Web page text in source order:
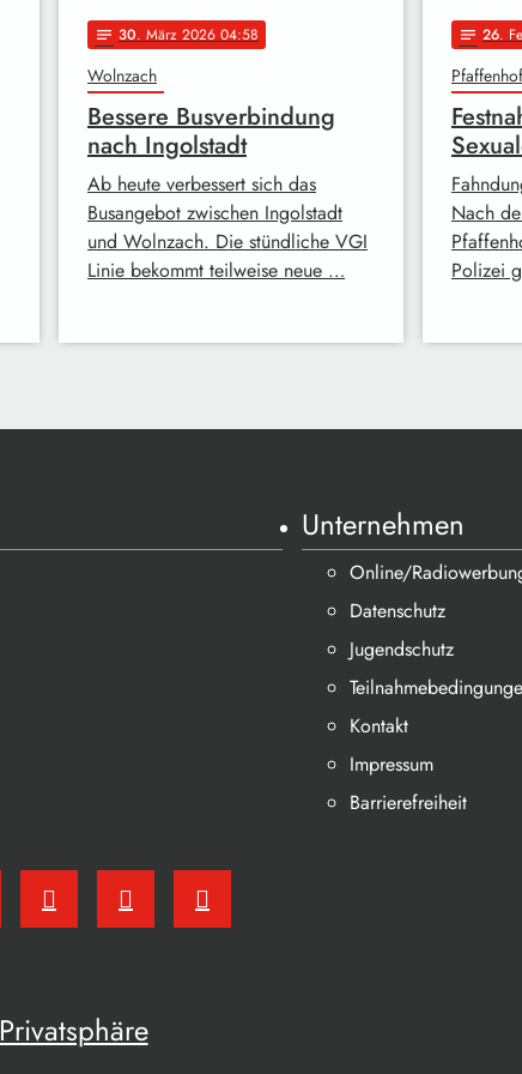
notes 30. März 2026 04:58
Wolnzach
Bessere Busverbindung
nach Ingolstadt
Ab heute verbessert sich das
Busangebot zwischen Ingolstadt
und Wolnzach. Die stündliche VGI
Linie bekommt teilweise neue …
notes 26.
Nach
Polizei
Unternehmen
Online/
Datenschutz
Jugendschutz
Kontakt
Impressum
Barrierefreiheit
Privatsphäre